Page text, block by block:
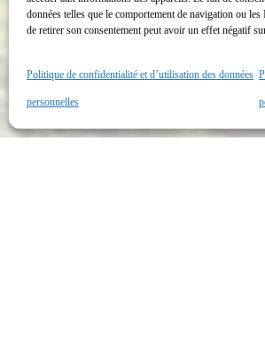
données telles que le comportement de navigation ou
de retirer son consentement peut avoir un effet négatif
Politique de confidentialité et d’utilisation des données
personnelles